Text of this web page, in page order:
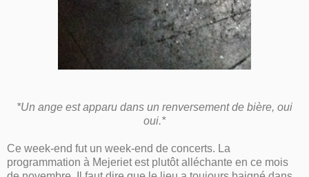
*Un ange est apparu dans un renversement de bière, oui
oui.*
Ce week-end fut un week-end de concerts. La
programmation à Mejeriet est plutôt alléchante en ce mois